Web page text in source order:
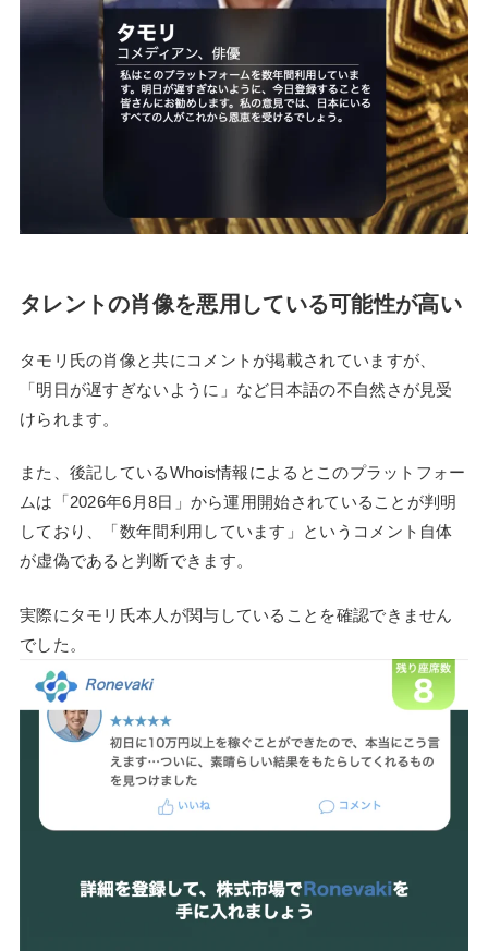
タレントの肖像を悪用している可能性が高い
タモリ氏の肖像と共にコメントが掲載されていますが、
「明日が遅すぎないように」など日本語の不自然さが見受
けられます。
また、後記しているWhois情報によるとこのプラットフォー
ムは「2026年6月8日」から運用開始されていることが判明
しており、「数年間利用しています」というコメント自体
が虚偽であると判断できます。
実際にタモリ氏本人が関与していることを確認できません
でした。